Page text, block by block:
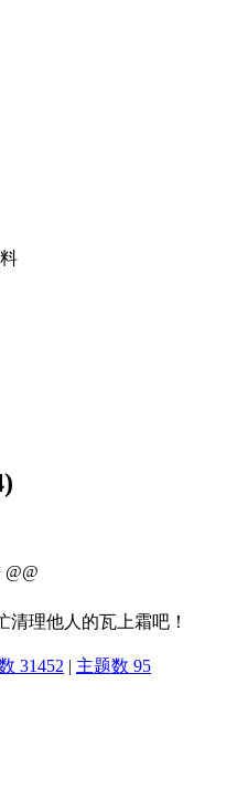
@@
理他人的瓦上霜吧！
31452 | 主题数 95